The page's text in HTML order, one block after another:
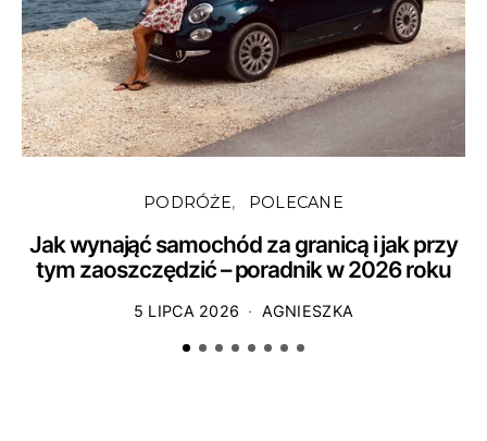
PODRÓŻE POLECANE
Jak wynająć samochód za granicą i jak przy
tym zaoszczędzić – poradnik w 2026 roku
5 LIPCA 2026 AGNIESZKA